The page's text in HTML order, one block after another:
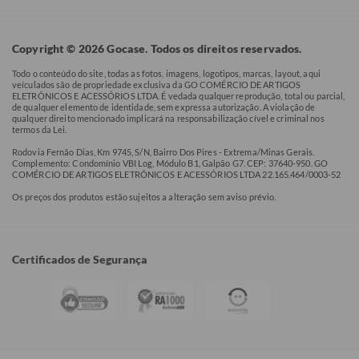
Copyright © 2026 Gocase. Todos os direitos reservados.
Todo o conteúdo do site, todas as fotos, imagens, logotipos, marcas, layout, aqui
veículados são de propriedade exclusiva da GO COMÉRCIO DE ARTIGOS
ELETRÔNICOS E ACESSÓRIOS LTDA. É vedada qualquer reprodução, total ou parcial,
de qualquer elemento de identidade, sem expressa autorização. A violação de
qualquer direito mencionado implicará na responsabilização cível e criminal nos
termos da Lei.
Rodovia Fernão Dias, Km 9745, S/N, Bairro Dos Pires - Extrema/Minas Gerais.
Complemento: Condomínio VBI Log, Módulo B1, Galpão G7. CEP: 37640-950. GO
COMÉRCIO DE ARTIGOS ELETRÔNICOS E ACESSÓRIOS LTDA 22.165.464/0003-52
Os preços dos produtos estão sujeitos a alteração sem aviso prévio.
Certificados de Segurança